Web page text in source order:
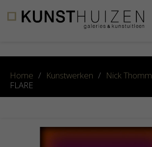
Home / Kunstwerken / Nick Thomm
FLARE